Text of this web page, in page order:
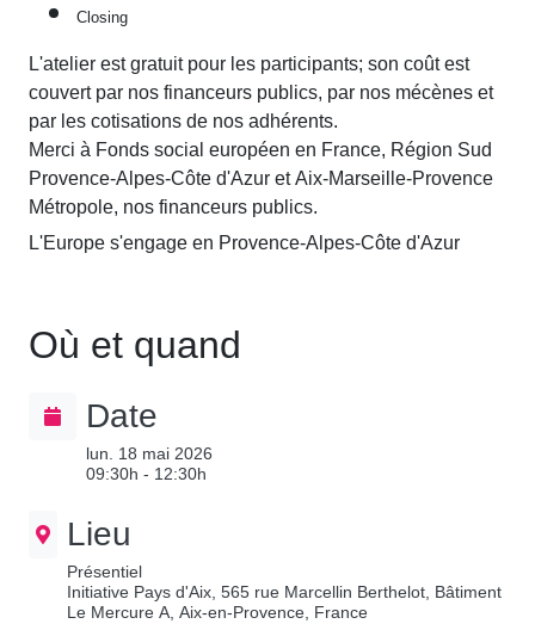
Closing
L'atelier est gratuit pour les participants; son coût est
couvert par nos financeurs publics, par nos mécènes et
par les cotisations de nos adhérents.
Merci à Fonds social européen en France, Région Sud
Provence-Alpes-Côte d'Azur et Aix-Marseille-Provence
Métropole, nos financeurs publics.
L'Europe s'engage en Provence-Alpes-Côte d'Azur
Où et quand
Date
lun. 18 mai 2026
09:30h - 12:30h
Lieu
Présentiel
Initiative Pays d'Aix, 565 rue Marcellin Berthelot, Bâtiment
Le Mercure A, Aix-en-Provence, France